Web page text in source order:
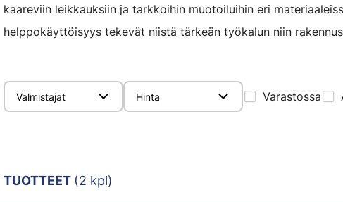
kaareviin leikkauksiin ja tarkkoihin muotoiluihin eri
helppokäyttöisyys tekevät niistä tärkeän työkalun niin
Valmistajat Hinta Varastossa
TUOTTEET (2 kpl)